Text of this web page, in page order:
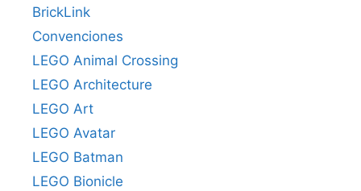
BrickLink
Convenciones
LEGO Animal Crossing
LEGO Architecture
LEGO Art
LEGO Avatar
LEGO Batman
LEGO Bionicle